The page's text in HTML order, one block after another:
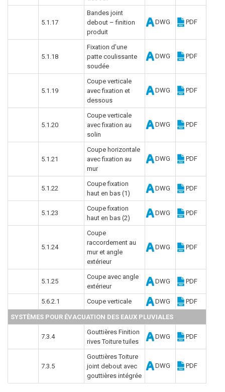
5.1.17
Bandes joint
debout – finition
produit
DWG PDF
5.1.18
Fixation d’une
patte coulissante
soudée
DWG PDF
5.1.19
Coupe verticale
avec fixation et
dessous
DWG PDF
5.1.20
Coupe verticale
avec fixation au
solin
DWG PDF
5.1.21
Coupe horizontale
avec fixation au
mur
DWG PDF
5.1.22
Coupe fixation
haut en bas (1)
DWG PDF
5.1.23
Coupe fixation
haut en bas (2)
DWG PDF
5.1.24
Coupe
raccordement au
mur et angle
extérieur
DWG PDF
5.1.25
Coupe avec angle
extérieur
DWG PDF
5.6.2.1 Coupe verticale DWG PDF
SYSTÈMES POUR ÉVACUATION DES EAUX PLUVIALES
7.3.4
Gouttières Finition
rives Toiture tuiles
DWG PDF
7.3.5
Gouttières Toiture
joint debout avec
gouttières intégrée
DWG PDF